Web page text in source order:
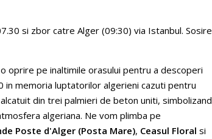
si zbor catre Alger (09:30) via Istanbul. Sosire
oprire pe inaltimile orasului pentru a descoperi
in memoria luptatorilor algerieni cazuti pentru
din trei palmieri de beton uniti, simbolizand
algeriana. Ne vom plimba pe
Poste d'Alger (Posta Mare), Ceasul Floral si